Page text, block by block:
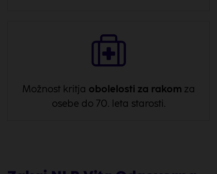
Možnost kritja obolelosti za rakom za
osebe do 70. leta starosti.